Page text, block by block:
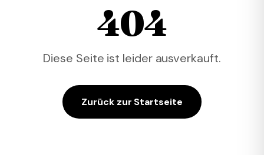
404
Diese Seite ist leider ausverkauft.
Zurück zur Startseite